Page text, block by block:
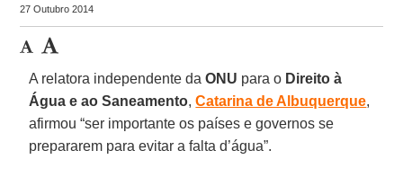
27 Outubro 2014
A relatora independente daONU para o Direito à
Água e ao Saneamento,Catarina de Albuquerque,
afirmou “ser importante os países e governos se
prepararem para evitar a falta d’água”.